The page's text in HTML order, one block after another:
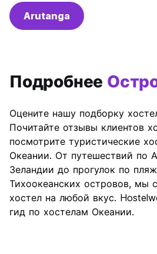
Arutanga
Подробнее
Оцените нашу подборку
Почитайте отзывы клиентов
посмотрите туристические
Океании. От путешествий по
Зеландии до прогулок по
Тихоокеанских островов, мы
хостел на любой вкус.
гид по хостелам Океании.